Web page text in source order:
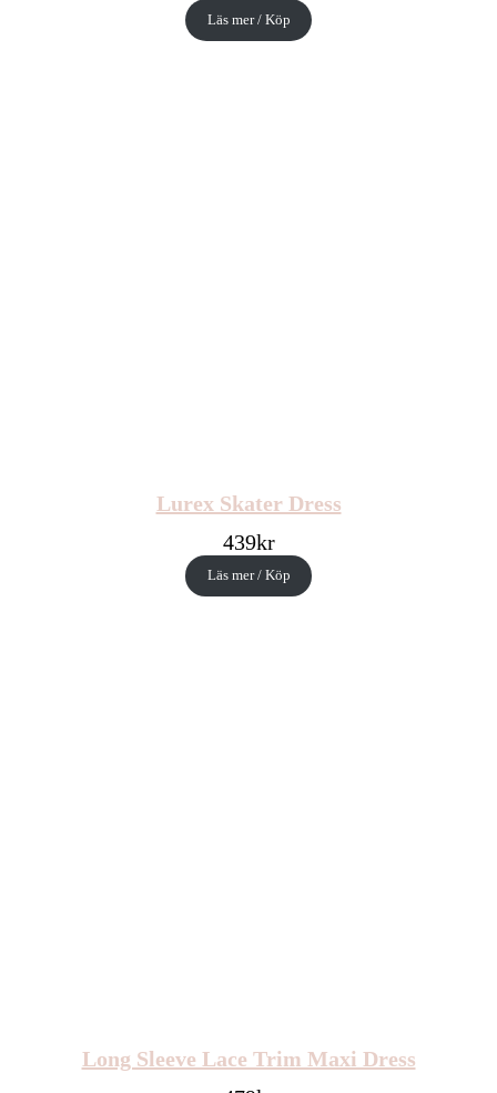
Läs mer / Köp
Lurex Skater Dress
439kr
Läs mer / Köp
Long Sleeve Lace Trim Maxi Dress